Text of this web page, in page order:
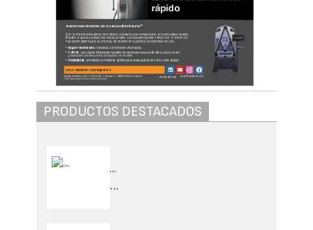
PRODUCTOS DESTACADOS
...
...